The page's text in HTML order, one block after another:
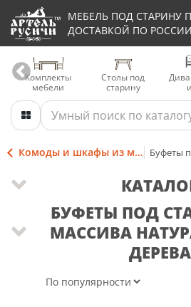
МЕБЕЛЬ ПОД СТАРИНУ
ДОСТАВКОЙ ПО РОССИИ
Комплекты
мебели
Столы под
старину
Комоды и шкафы из массива дерева
БУФЕТЫ ПОД
МАССИВА
ДЕРЕВА